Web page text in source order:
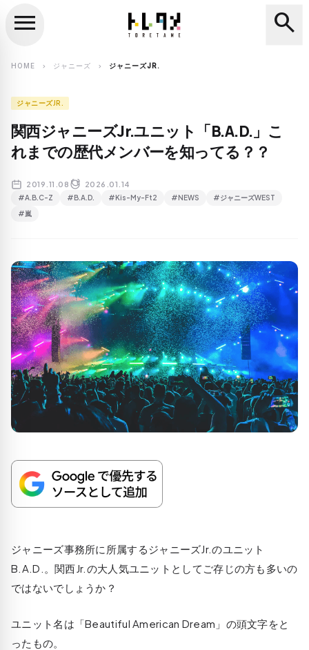
search
menu search
HOME chevron_right ジャニーズ chevron_right ジャニーズJR.
ジャニーズJR.
関西ジャニーズJr.ユニット「B.A.D.」こ
れまでの歴代メンバーを知ってる？？
2019.11.08 2026.01.14
#A.B.C-Z #B.A.D. #Kis-My-Ft2 #NEWS
#ジャニーズWEST
#嵐
ジャニーズ事務所に所属するジャニーズJr.のユニット
B.A.D.。関西Jr.の大人気ユニットとしてご存じの方も多いの
ではないでしょうか？
ユニット名は「Beautiful American Dream」の頭文字をと
ったもの。